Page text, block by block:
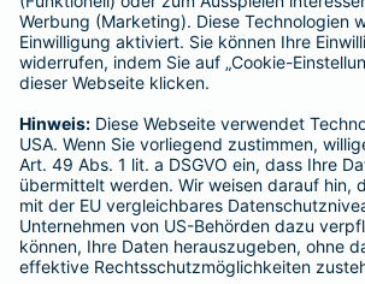
Haftpflichtversicherung
Hausratversicherung
Adresse ändern
Schaden melden
Kilometerstandsmeldung
Serviceübersicht